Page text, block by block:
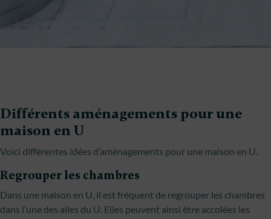
Différents aménagements pour une
maison en U
Voici différentes idées d’aménagements pour une maison en U.
Regrouper les chambres
Dans une maison en U, il est fréquent de regrouper les chambres
dans l’une des ailes du U. Elles peuvent ainsi être accolées les